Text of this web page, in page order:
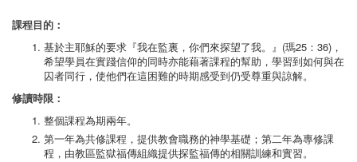
課程目的：
基於主耶穌的要求『我在監裏，你們來探望了我。』(瑪25：36)，
希望學員在實踐信仰的同時亦能藉著課程的幫助，學習到如何與在
囚者同行，使他們在這困難的時期感受到仍受尊重與諒解。
修讀時限：
整個課程為期兩年。
第一年為共修課程，提供教會職務的神學基礎；第二年為專修課
程，由教區監獄福傳組織提供探監福傳的相關訓練和實習。